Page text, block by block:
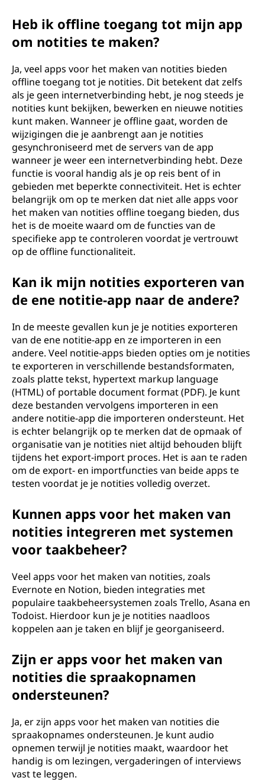
Heb ik offline toegang tot mijn app
om notities te maken?
Ja, veel apps voor het maken van notities bieden
offline toegang tot je notities. Dit betekent dat zelfs
als je geen internetverbinding hebt, je nog steeds je
notities kunt bekijken, bewerken en nieuwe notities
kunt maken. Wanneer je offline gaat, worden de
wijzigingen die je aanbrengt aan je notities
gesynchroniseerd met de servers van de app
wanneer je weer een internetverbinding hebt. Deze
functie is vooral handig als je op reis bent of in
gebieden met beperkte connectiviteit. Het is echter
belangrijk om op te merken dat niet alle apps voor
het maken van notities offline toegang bieden, dus
het is de moeite waard om de functies van de
specifieke app te controleren voordat je vertrouwt
op de offline functionaliteit.
Kan ik mijn notities exporteren van
de ene notitie-app naar de andere?
In de meeste gevallen kun je je notities exporteren
van de ene notitie-app en ze importeren in een
andere. Veel notitie-apps bieden opties om je notities
te exporteren in verschillende bestandsformaten,
zoals platte tekst, hypertext markup language
(HTML) of portable document format (PDF). Je kunt
deze bestanden vervolgens importeren in een
andere notitie-app die importeren ondersteunt. Het
is echter belangrijk op te merken dat de opmaak of
organisatie van je notities niet altijd behouden blijft
tijdens het export-import proces. Het is aan te raden
om de export- en importfuncties van beide apps te
testen voordat je je notities volledig overzet.
Kunnen apps voor het maken van
notities integreren met systemen
voor taakbeheer?
Veel apps voor het maken van notities, zoals
Evernote en Notion, bieden integraties met
populaire taakbeheersystemen zoals Trello, Asana en
Todoist. Hierdoor kun je je notities naadloos
koppelen aan je taken en blijf je georganiseerd.
Zijn er apps voor het maken van
notities die spraakopnamen
ondersteunen?
Ja, er zijn apps voor het maken van notities die
spraakopnames ondersteunen. Je kunt audio
opnemen terwijl je notities maakt, waardoor het
handig is om lezingen, vergaderingen of interviews
vast te leggen.